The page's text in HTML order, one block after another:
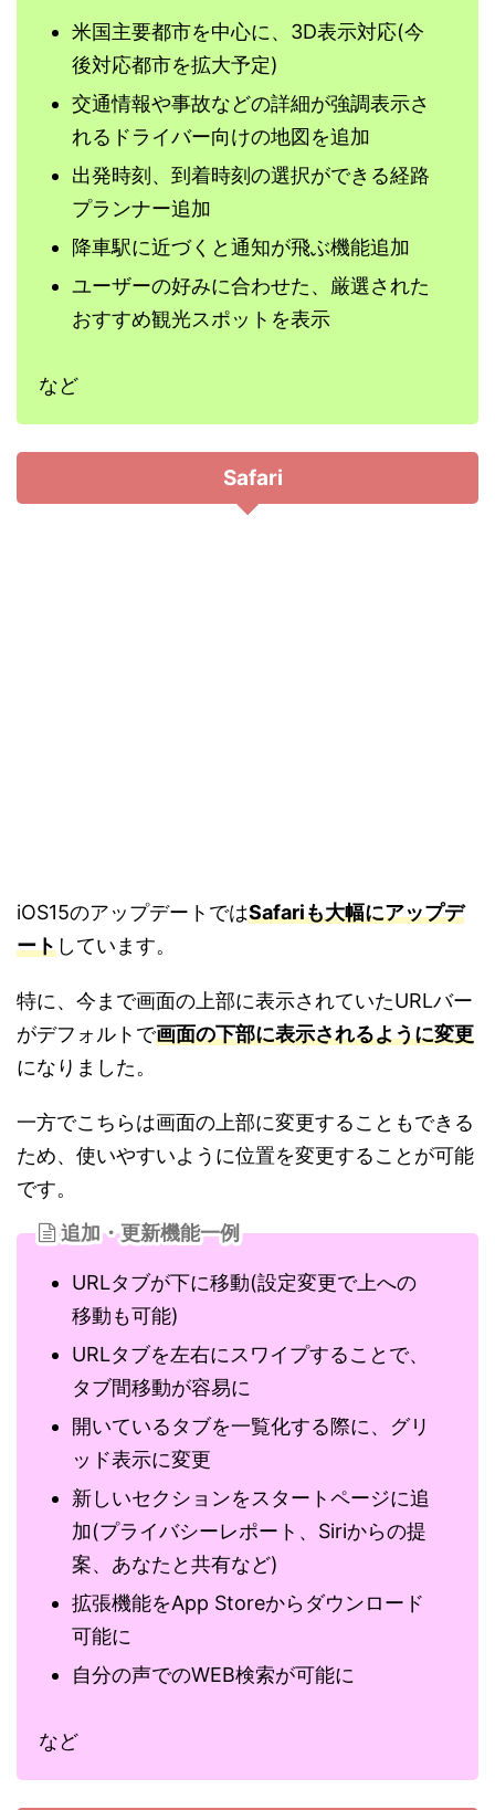
米国主要都市を中心に、3D表示対応(今
後対応都市を拡大予定)
交通情報や事故などの詳細が強調表示さ
れるドライバー向けの地図を追加
出発時刻、到着時刻の選択ができる経路
プランナー追加
降車駅に近づくと通知が飛ぶ機能追加
ユーザーの好みに合わせた、厳選された
おすすめ観光スポットを表示
など
Safari
iOS15のアップデートではSafariも大幅にアップデ
ートしています。
特に、今まで画面の上部に表示されていたURLバー
がデフォルトで画面の下部に表示されるように変更
になりました。
一方でこちらは画面の上部に変更することもできる
ため、使いやすいように位置を変更することが可能
です。
追加・更新機能一例
URLタブが下に移動(設定変更で上への
移動も可能)
URLタブを左右にスワイプすることで、
タブ間移動が容易に
開いているタブを一覧化する際に、グリ
ッド表示に変更
新しいセクションをスタートページに追
加(プライバシーレポート、Siriからの提
案、あなたと共有など)
拡張機能をApp Storeからダウンロード
可能に
自分の声でのWEB検索が可能に
など